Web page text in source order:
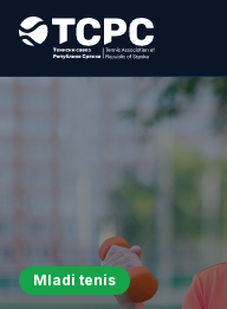
Mladi tenis